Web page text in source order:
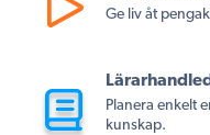
Ge liv åt
Planera enkelt
kunskap.